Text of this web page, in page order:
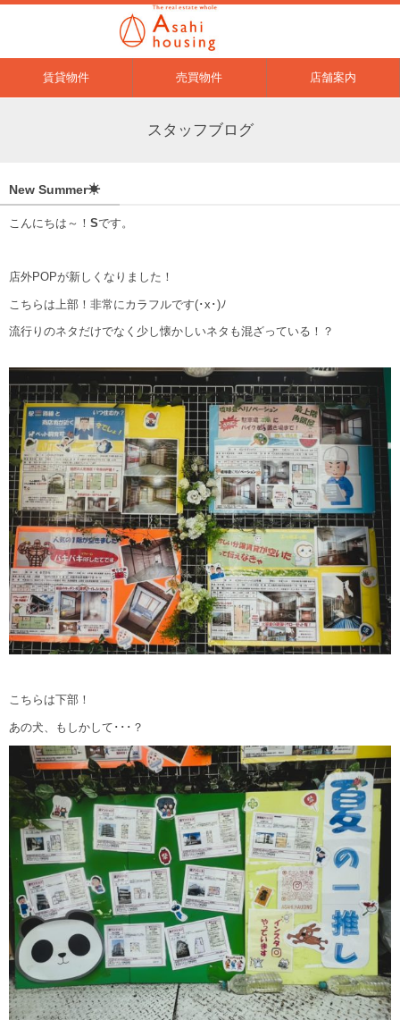
賃貸物件 売買物件 店舗案内
スタッフブログ
New Summer☀
こんにちは～！ Sです。
店外POPが新しくなりました！
こちらは上部！非常にカラフルです(･x･)ﾉ
流行りのネタだけでなく少し懐かしいネタも混ざっている！？
こちらは下部！
あの犬、もしかして･･･？